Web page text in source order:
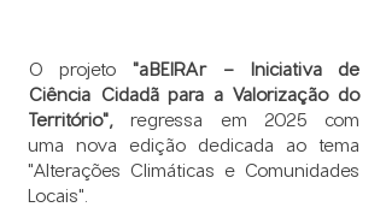
O projeto "aBEIRAr - Iniciativa de
Ciência Cidadã para a Valorização do
Território", regressa em 2025 com
uma nova edição dedicada ao tema
"Alterações Climáticas e Comunidades
Locais".